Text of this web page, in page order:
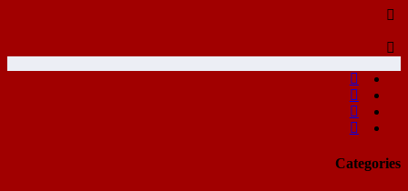
Categories